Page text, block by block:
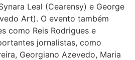
Leal (Cearensy) e George
Art). O evento também
como Reis Rodrigues e
jornalistas, como
Georgiano Azevedo, Maria